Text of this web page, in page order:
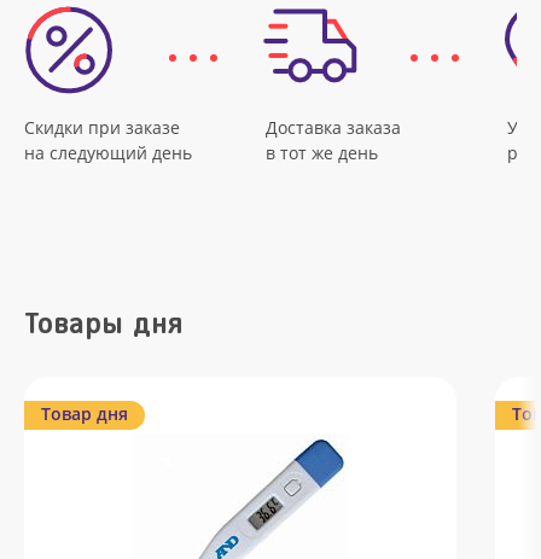
Скидки при заказе
на следующий день
Доставка заказа
в тот же день
Товары дня
Товар дня